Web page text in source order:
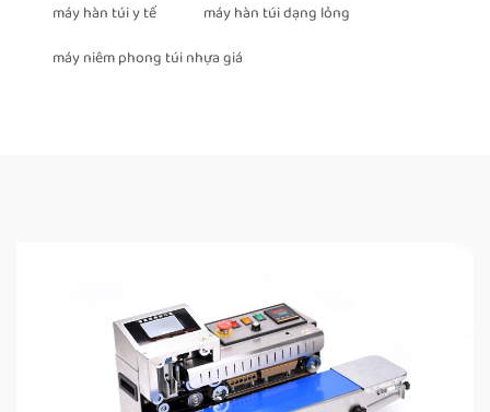
máy hàn túi y tế
máy hàn túi dạng lỏng
máy niêm phong túi nhựa giá